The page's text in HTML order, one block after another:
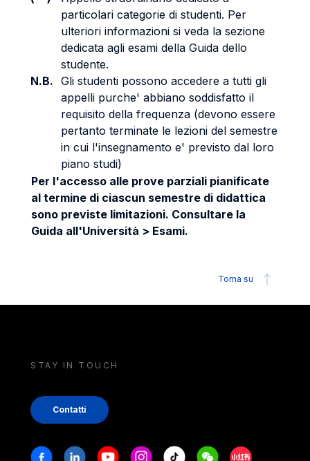
particolari categorie di studenti. Per
ulteriori informazioni si veda la sezione
dedicata agli esami della Guida dello
studente.
N.B. Gli studenti possono accedere a tutti gli
appelli purche' abbiano soddisfatto il
requisito della frequenza (devono essere
pertanto terminate le lezioni del semestre
in cui l'insegnamento e' previsto dal loro
piano studi)
Per l'accesso alle prove parziali pianificate
al termine di ciascun semestre di didattica
sono previste limitazioni. Consultare la
Guida all'Università > Esami.
Torna su
STAY IN TOUCH
Contatti
Stay in touch
FacebookLinkedinYoutubeInstagram
Tiktok WeechatXiaohongshu/